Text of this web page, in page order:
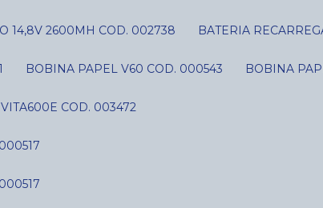
14,8V 2600MH COD. 002738 BATERIA
BOBINA PAPEL V60 COD. 000543 BOBINA
VITA600E COD. 003472